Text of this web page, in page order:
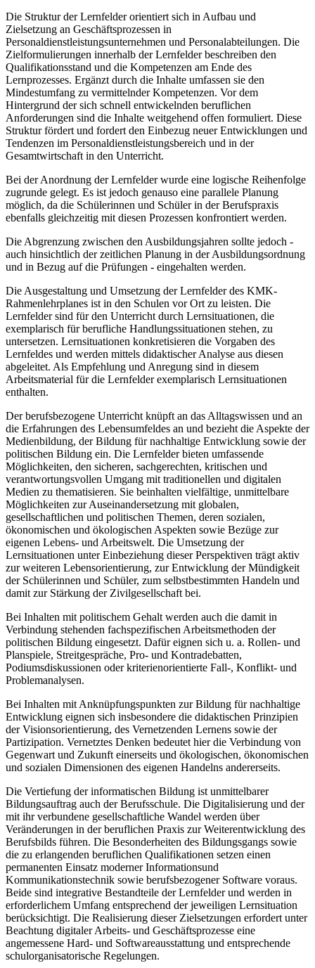
Die Struktur der Lernfelder orientiert sich in Aufbau und
Zielsetzung an Geschäftsprozessen in
Personaldienstleistungsunternehmen und Personalabteilungen. Die
Zielformulierungen innerhalb der Lernfelder beschreiben den
Qualifikationsstand und die Kompetenzen am Ende des
Lernprozesses. Ergänzt durch die Inhalte umfassen sie den
Mindestumfang zu vermittelnder Kompetenzen. Vor dem
Hintergrund der sich schnell entwickelnden beruflichen
Anforderungen sind die Inhalte weitgehend offen formuliert. Diese
Struktur fördert und fordert den Einbezug neuer Entwicklungen und
Tendenzen im Personaldienstleistungsbereich und in der
Gesamtwirtschaft in den Unterricht.
Bei der Anordnung der Lernfelder wurde eine logische Reihenfolge
zugrunde gelegt. Es ist jedoch genauso eine parallele Planung
möglich, da die Schülerinnen und Schüler in der Berufspraxis
ebenfalls gleichzeitig mit diesen Prozessen konfrontiert werden.
Die Abgrenzung zwischen den Ausbildungsjahren sollte jedoch -
auch hinsichtlich der zeitlichen Planung in der Ausbildungsordnung
und in Bezug auf die Prüfungen - eingehalten werden.
Die Ausgestaltung und Umsetzung der Lernfelder des KMK-
Rahmenlehrplanes ist in den Schulen vor Ort zu leisten. Die
Lernfelder sind für den Unterricht durch Lernsituationen, die
exemplarisch für berufliche Handlungssituationen stehen, zu
untersetzen. Lernsituationen konkretisieren die Vorgaben des
Lernfeldes und werden mittels didaktischer Analyse aus diesen
abgeleitet. Als Empfehlung und Anregung sind in diesem
Arbeitsmaterial für die Lernfelder exemplarisch Lernsituationen
enthalten.
Der berufsbezogene Unterricht knüpft an das Alltagswissen und an
die Erfahrungen des Lebensumfeldes an und bezieht die Aspekte der
Medienbildung, der Bildung für nachhaltige Entwicklung sowie der
politischen Bildung ein. Die Lernfelder bieten umfassende
Möglichkeiten, den sicheren, sachgerechten, kritischen und
verantwortungsvollen Umgang mit traditionellen und digitalen
Medien zu thematisieren. Sie beinhalten vielfältige, unmittelbare
Möglichkeiten zur Auseinandersetzung mit globalen,
gesellschaftlichen und politischen Themen, deren sozialen,
ökonomischen und ökologischen Aspekten sowie Bezüge zur
eigenen Lebens- und Arbeitswelt. Die Umsetzung der
Lernsituationen unter Einbeziehung dieser Perspektiven trägt aktiv
zur weiteren Lebensorientierung, zur Entwicklung der Mündigkeit
der Schülerinnen und Schüler, zum selbstbestimmten Handeln und
damit zur Stärkung der Zivilgesellschaft bei.
Bei Inhalten mit politischem Gehalt werden auch die damit in
Verbindung stehenden fachspezifischen Arbeitsmethoden der
politischen Bildung eingesetzt. Dafür eignen sich u. a. Rollen- und
Planspiele, Streitgespräche, Pro- und Kontradebatten,
Podiumsdiskussionen oder kriterienorientierte Fall-, Konflikt- und
Problemanalysen.
Bei Inhalten mit Anknüpfungspunkten zur Bildung für nachhaltige
Entwicklung eignen sich insbesondere die didaktischen Prinzipien
der Visionsorientierung, des Vernetzenden Lernens sowie der
Partizipation. Vernetztes Denken bedeutet hier die Verbindung von
Gegenwart und Zukunft einerseits und ökologischen, ökonomischen
und sozialen Dimensionen des eigenen Handelns andererseits.
Die Vertiefung der informatischen Bildung ist unmittelbarer
Bildungsauftrag auch der Berufsschule. Die Digitalisierung und der
mit ihr verbundene gesellschaftliche Wandel werden über
Veränderungen in der beruflichen Praxis zur Weiterentwicklung des
Berufsbilds führen. Die Besonderheiten des Bildungsgangs sowie
die zu erlangenden beruflichen Qualifikationen setzen einen
permanenten Einsatz moderner Informationsund
Kommunikationstechnik sowie berufsbezogener Software voraus.
Beide sind integrative Bestandteile der Lernfelder und werden in
erforderlichem Umfang entsprechend der jeweiligen Lernsituation
berücksichtigt. Die Realisierung dieser Zielsetzungen erfordert unter
Beachtung digitaler Arbeits- und Geschäftsprozesse eine
angemessene Hard- und Softwareausstattung und entsprechende
schulorganisatorische Regelungen.